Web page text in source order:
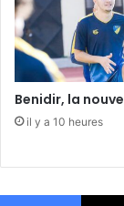
Benidir, la
il y a 10 heures